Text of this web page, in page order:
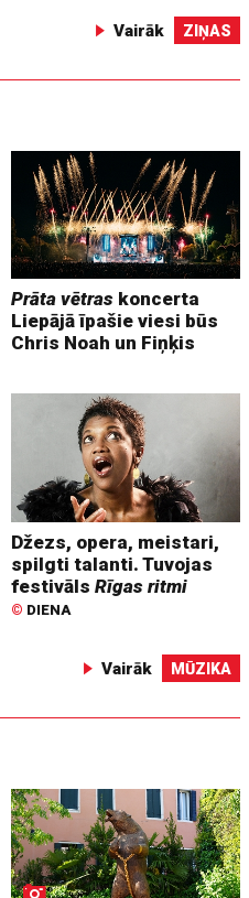
Vairāk ZIŅAS
Prāta vētras koncerta
Liepājā īpašie viesi būs
Chris Noah un Fiņķis
Džezs, opera, meistari,
spilgti talanti. Tuvojas
festivālsRīgas ritmi
© DIENA
Vairāk MŪZIKA